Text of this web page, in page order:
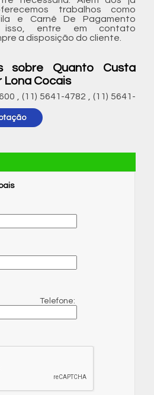
trabalhos como
e Carnê De Pagamento
isso, entre em contato
a disposição do cliente.
sobre Quanto Custa
Lona Cocais
,(11) 5641-4782 ,(11) 5641-
Telefone: